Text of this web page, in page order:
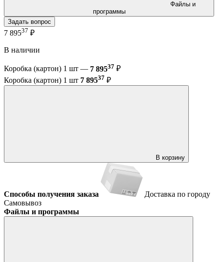
программы
Задать вопрос
7 89537 ₽
В наличии
Коробка (картон) 1 шт — 7 89537 ₽
Коробка (картон) 1 шт 7 89537 ₽
В корзину
Способы получения заказа
Доставка по городу
Самовывоз
Файлы и программы